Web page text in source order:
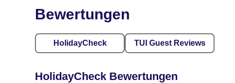
Bewertungen
HolidayCheck TUI Guest Reviews
HolidayCheck Bewertungen